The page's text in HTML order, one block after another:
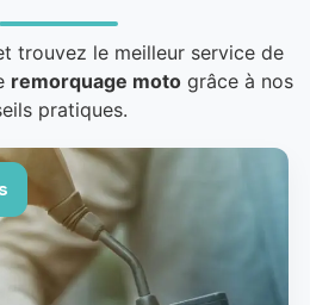
trouvez le meilleur service de
remorquage motogrâce à nos
pratiques.